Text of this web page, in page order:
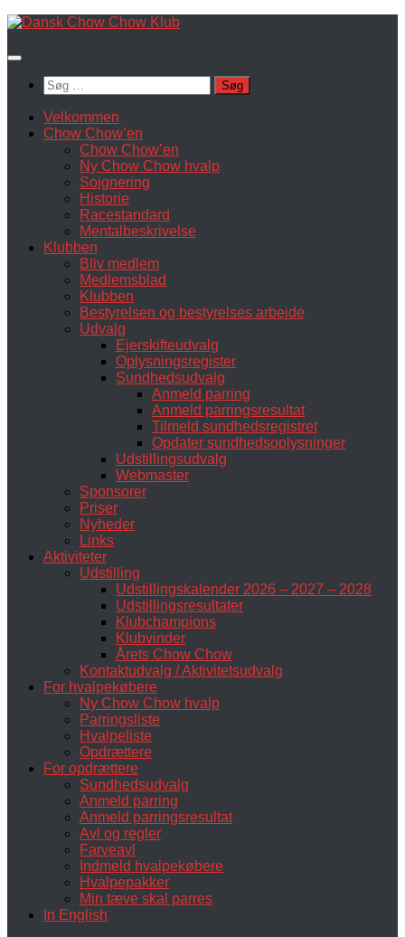
Skip
content
Søg
efter:
Velkommen
Chow Chow’en
Chow Chow’en
Ny Chow Chow hvalp
Soignering
Historie
Racestandard
Mentalbeskrivelse
Klubben
Bliv medlem
Medlemsblad
Klubben
Bestyrelsen og bestyrelses arbejde
Udvalg
Ejerskifteudvalg
Oplysningsregister
Sundhedsudvalg
Anmeld parring
Anmeld parringsresultat
Tilmeld sundhedsregistret
Opdater sundhedsoplysninger
Udstillingsudvalg
Webmaster
Sponsorer
Priser
Nyheder
Links
Aktiviteter
Udstilling
Udstillingskalender 2026 – 2027 – 2028
Udstillingsresultater
Klubchampions
Klubvinder
Årets Chow Chow
Kontaktudvalg / Aktivitetsudvalg
For hvalpekøbere
Ny Chow Chow hvalp
Parringsliste
Hvalpeliste
Opdrættere
For opdrættere
Sundhedsudvalg
Anmeld parring
Anmeld parringsresultat
Avl og regler
Farveavl
Indmeld hvalpekøbere
Hvalpepakker
Min tæve skal parres
In English